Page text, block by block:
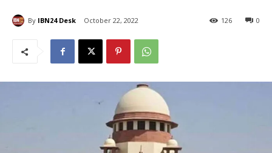
By IBN24 Desk October 22, 2022 0
126